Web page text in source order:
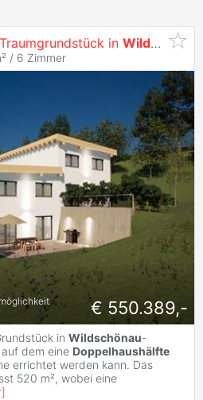
in Wildschönau
/ 6 Zimmer
€ 550.389,-
in Wildschönau-
auf dem eine Doppelhaushälfte
errichtet werden kann. Das
520 m², wobei eine
]